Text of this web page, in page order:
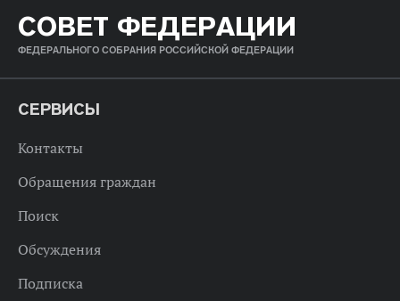
СОВЕТ ФЕДЕРАЦИИ
ФЕДЕРАЛЬНОГО СОБРАНИЯ РОССИЙСКОЙ ФЕДЕРАЦИИ
СЕРВИСЫ
Контакты
Обращения граждан
Поиск
Обсуждения
Подписка